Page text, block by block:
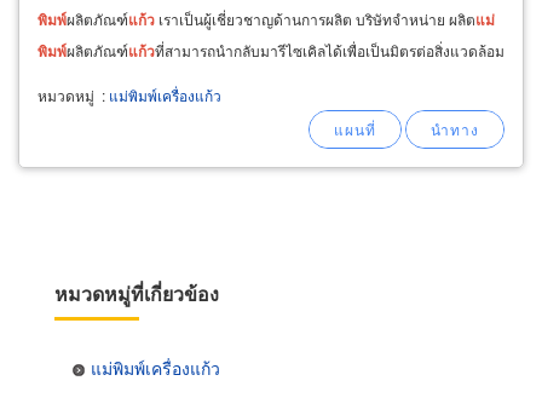
พิมพ์ผลิตภัณฑ์แก้ว เราเป็นผู้เชี่ยวชาญด้านการผลิต บริษัทจำหน่าย ผลิตแม่
พิมพ์ผลิตภัณฑ์แก้วที่สามารถนำกลับมารีไซเคิลได้เพื่อเป็นมิตรต่อสิ่งแวดล้อม
บริษัทตั้งอยู่ในนิคมฯเหมราชอีสเทิร์นซีบอร์ด
หมวดหมู่ : แม่พิมพ์เครื่องแก้ว
หมวดหมู่ที่เกี่ยวข้อง
แม่พิมพ์เครื่องแก้ว